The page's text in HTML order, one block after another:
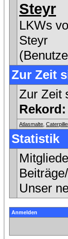
Steyr
LKWs
Steyr
Zur Zeit
Zur Zeit
Rekord:
Atlasmalte
Statistik
Unser
Anmelden